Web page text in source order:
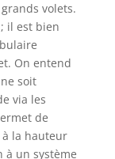
volets.
il est bien
On entend
soit
via les
de
la hauteur
à un système